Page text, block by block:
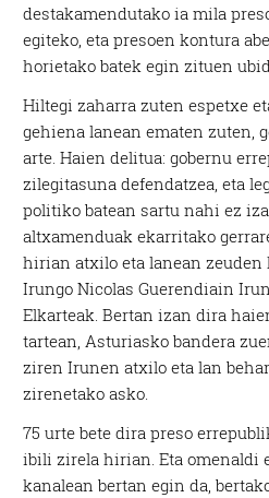
destakamendutako ia mila
egiteko, eta presoen kontura
horietako batek egin zituen
Hiltegi zaharra zuten espetxe
gehiena lanean ematen zuten,
arte. Haien delitua: gobernu
zilegitasuna defendatzea, eta
politiko batean sartu nahi ez
altxamenduak ekarritako
hirian atxilo eta lanean
Irungo Nicolas Guerendiain
Elkarteak. Bertan izan dira
tartean, Asturiasko bandera
ziren Irunen atxilo eta lan
zirenetako asko.
75 urte bete dira preso
ibili zirela hirian. Eta omenaldi
kanalean bertan egin da,